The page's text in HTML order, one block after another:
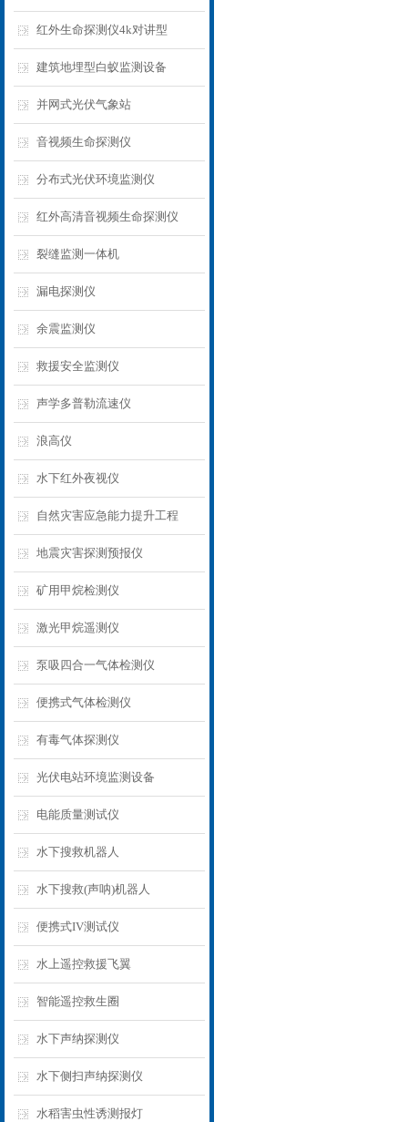
红外生命探测仪4k对讲型
建筑地埋型白蚁监测设备
并网式光伏气象站
音视频生命探测仪
分布式光伏环境监测仪
红外高清音视频生命探测仪
裂缝监测一体机
漏电探测仪
余震监测仪
救援安全监测仪
声学多普勒流速仪
浪高仪
水下红外夜视仪
自然灾害应急能力提升工程
地震灾害探测预报仪
矿用甲烷检测仪
激光甲烷遥测仪
泵吸四合一气体检测仪
便携式气体检测仪
有毒气体探测仪
光伏电站环境监测设备
电能质量测试仪
水下搜救机器人
水下搜救(声呐)机器人
便携式IV测试仪
水上遥控救援飞翼
智能遥控救生圈
水下声纳探测仪
水下侧扫声纳探测仪
水稻害虫性诱测报灯